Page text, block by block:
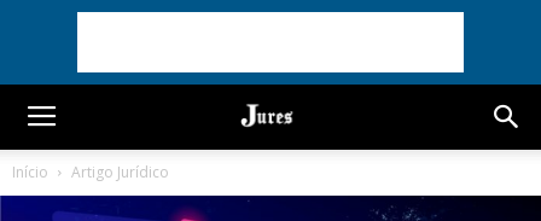
Início Artigo Jurídico